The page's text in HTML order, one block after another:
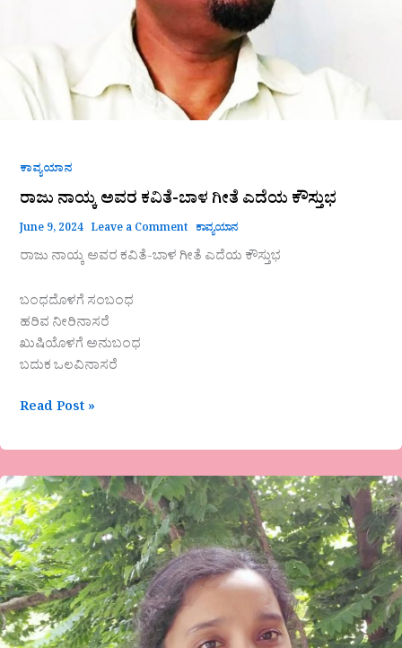
ಕಾವ್ಯಯಾನ
ರಾಜು ನಾಯ್ಕ ಅವರ ಕವಿತೆ-ಬಾಳ ಗೀತೆ ಎದೆಯ ಕೌಸ್ತುಭ
June 9, 2024 Leave a Comment ಕಾವ್ಯಯಾನ
ರಾಜು ನಾಯ್ಕ ಅವರ ಕವಿತೆ-ಬಾಳ ಗೀತೆ ಎದೆಯ ಕೌಸ್ತುಭ
ಬಂಧದೊಳಗೆ ಸಂಬಂಧ
ಹರಿವ ನೀರಿನಾಸರೆ
ಖುಷಿಯೊಳಗೆ ಅನುಬಂಧ
ಬದುಕ ಒಲವಿನಾಸರೆ
Read Post »
‘ಕಥೆ
ಹಳೆಯದಾದರೂ
ಬಣ್ಣ
ಹೊಸದು’ವಿಶೇಷ
ಲೇಖನ-
ಲೋಹಿತೇಶ್ವರಿ
ಎಸ್
ಪಿ